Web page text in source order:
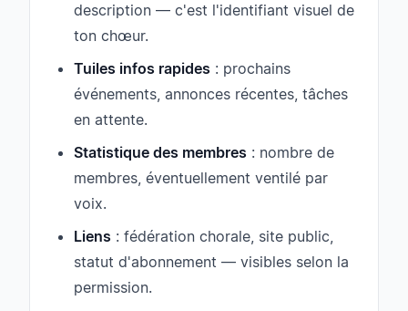
description — c'est l'identifiant visuel de
ton chœur.
Tuiles infos rapides : prochains
événements, annonces récentes, tâches
en attente.
Statistique des membres : nombre de
membres, éventuellement ventilé par
voix.
Liens : fédération chorale, site public,
statut d'abonnement — visibles selon la
permission.